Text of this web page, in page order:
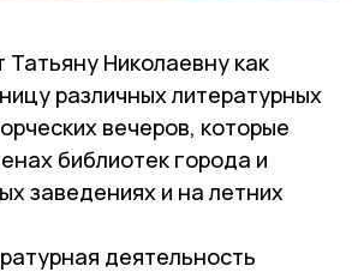
Николаевну как
различных литературных
вечеров, которые
библиотек города и
заведениях и на летних
деятельность